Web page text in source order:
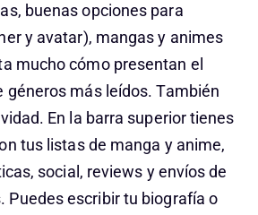
buenas opciones para
y avatar), mangas y animes
mucho cómo presentan el
géneros más leídos. También
En la barra superior tienes
tus listas de manga y anime,
social, reviews y envíos de
Puedes escribir tu biografía o